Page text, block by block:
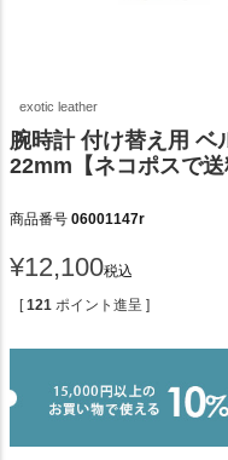
exotic leather
腕時計 付け替え用 ベ
22mm【ネコポスで
商品番号 06001147r
¥12,100税込
[ 121 ポイント進呈 ]